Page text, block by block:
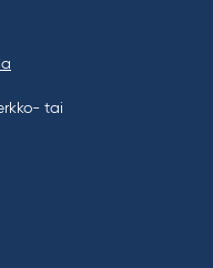
tai